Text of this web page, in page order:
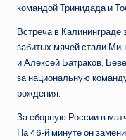
командой Тринидада и
Встреча в
забитых мячей стали
и Алексей Батраков.
за национальную
рождения.
За сборную России в
На 46‑й минуте он